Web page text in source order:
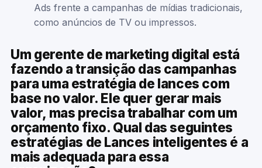
Ads frente a campanhas de mídias tradicionais,
como anúncios de TV ou impressos.
Um gerente de marketing digital está
fazendo a transição das campanhas
para uma estratégia de lances com
base no valor. Ele quer gerar mais
valor, mas precisa trabalhar com um
orçamento fixo. Qual das seguintes
estratégias de Lances inteligentes é a
mais adequada para essa